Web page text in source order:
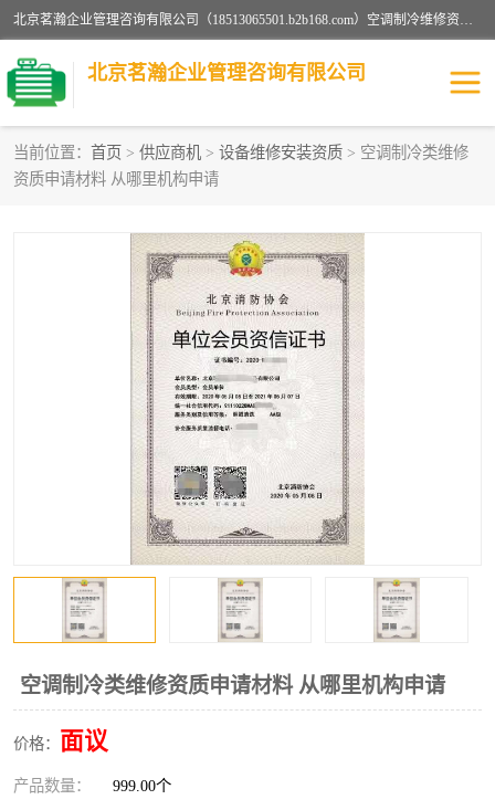
北京茗瀚企业管理咨询有限公司（18513065501.b2b168.com）空调制冷维修资质,油烟管道清洗资质,清洗行业资质公司秉承“顾客至上，锐意进缺的经营理念，我们提供高质量的产品，坚持“客户”的原则为广大客户提供贴心服务。如果你对公司的产品感兴趣，可以联系高经理，我们会用好的产品和服务让您满意。
北京茗瀚企业管理咨询有限公司
当前位置： 首页 > 供应商机 > 设备维修安装资质 > 空调制冷类维修
资质申请材料 从哪里机构申请
空调制冷类维修资质申请材料 从哪里机构申请
价格： 面议
产品数量： 999.00个
烟道清洗资质
认证服务
防爆电气维修安装资质 空调制冷维修安装资质
矿用设备检修资质